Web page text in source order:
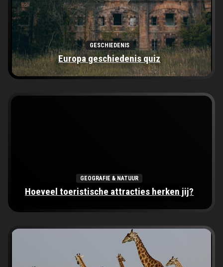
GESCHIEDENIS
Europa geschiedenis quiz
GEOGRAFIE & NATUUR
Hoeveel toeristische attracties herken jij?